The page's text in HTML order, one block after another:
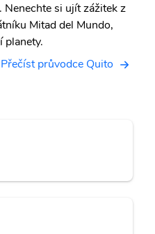
si ujít zážitek z
Mitad del Mundo,
planety.
Přečíst průvodce Quito